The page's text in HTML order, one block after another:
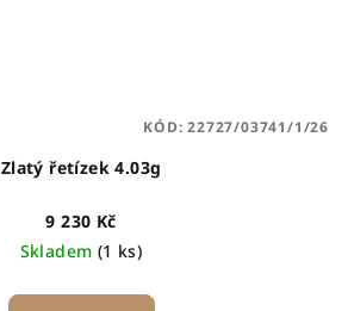
Zlatý řetízek 4.03g
9 230 Kč
Skladem (1 ks)
KÓD:22727/03741/1/26